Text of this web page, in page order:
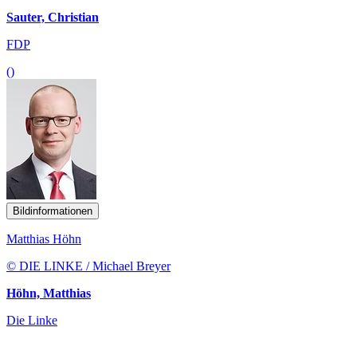
Sauter, Christian
FDP
()
Bildinformationen
Matthias Höhn
© DIE LINKE / Michael Breyer
Höhn, Matthias
Die Linke